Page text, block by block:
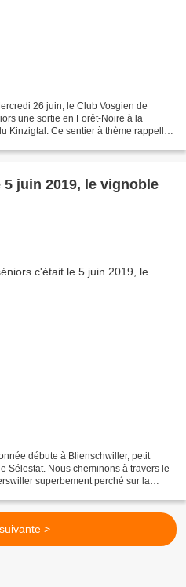
26 juin, le Club Vosgien de
une sortie en Forêt-Noire à la
Kinzigtal. Ce sentier à thème rappelle
juin 2019, le vignoble
débute à Blienschwiller, petit
Sélestat. Nous cheminons à travers le
superbement perché sur la
>